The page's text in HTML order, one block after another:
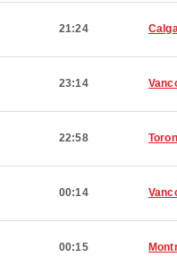
21:24
23:14
22:58
00:14
00:15